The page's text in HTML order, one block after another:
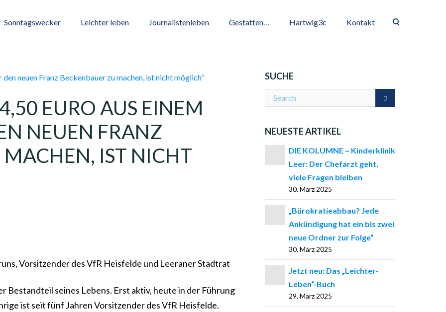
Sonntagswecker Leichter leben Journalistenleben Gestatten… Hartwig3c Kontakt
EURO AUS EINEM
NEUEN FRANZ
IST NICHT
Vorsitzender des VfR Heisfelde und Leeraner Stadtrat
Bestandteil seines Lebens. Erst aktiv, heute in der Führung
ist seit fünf Jahren Vorsitzender des VfR Heisfelde.
SUCHE
NEUESTE ARTIKEL
DIE KOLUMNE – Kinderklinik
Leer: Der Chefarzt geht,
viele Fragen bleiben
30. März 2025
„Bürokratieabbau? Jede
Ankündigung hat ein bis zwei
neue Ordner zur Folge“
30. März 2025
Jetzt neu: Das „Leichter-
Leben“-Buch
29. März 2025